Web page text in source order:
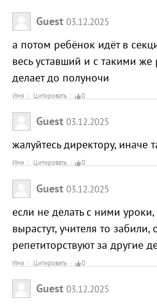
Guest 03.12.2025
а потом ребёнок идёт в
весь уставший и с такими
делает до полуночи
Имя Цитировать 0
Guest 03.12.2025
жалуйтесь директору, иначе
Имя Цитировать 0
Guest 03.12.2025
если не делать с ними
вырастут, учителя то забили,
репетиторствуют за другие
Имя Цитировать 0
Guest 03.12.2025